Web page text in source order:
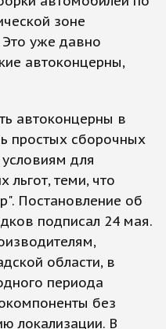
зоне
Это уже давно
автоконцерны,
автоконцерны в
простых сборочных
для
льгот, теми, что
Постановление об
подписал 24 мая.
области, в
периода
без
локализации. В